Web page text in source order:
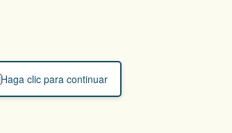
Haga clic para continuar